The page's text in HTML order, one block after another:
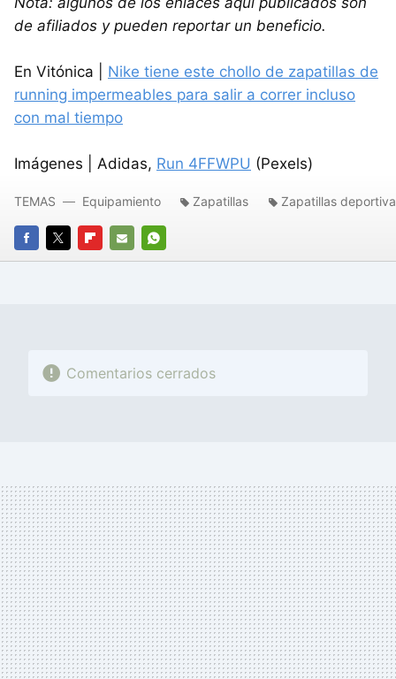
de afiliados y pueden reportar un beneficio.
En Vitónica | Nike tiene este chollo de zapatillas de
running impermeables para salir a correr incluso
con mal tiempo
Imágenes | Adidas, Run 4FFWPU (Pexels)
FACEBOOK
TWITTERFLIPBOARD
E-
WHATSAPP
TEMAS Equipamiento Zapatillas Zapatillas
Comentarios cerrados